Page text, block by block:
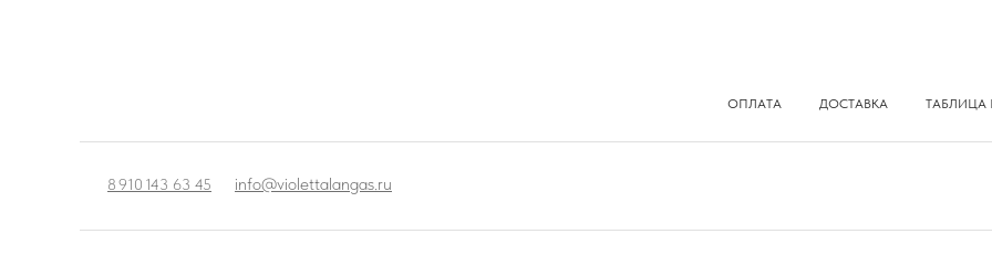
ОПЛАТА ДОСТАВКА ТАБЛИЦА
8 910 143 63 45 info@violettalangas.ru